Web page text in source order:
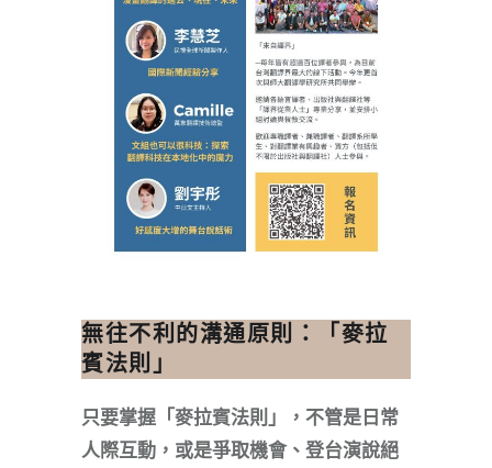
無往不利的溝通原則：「麥拉
賓法則」
只要掌握「麥拉賓法則」，不管是日常
人際互動，或是爭取機會、登台演說絕